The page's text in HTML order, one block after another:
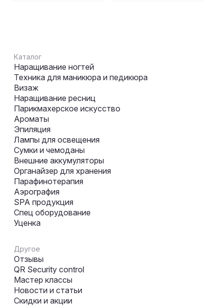
Каталог
Наращивание ногтей
Техника для маникюра и педикюра
Визаж
Наращивание ресниц
Парикмахерское искусство
Ароматы
Эпиляция
Лампы для освещения
Сумки и чемоданы
Внешние аккумуляторы
Органайзер для хранения
Парафинотерапия
Аэрография
SPA продукция
Спец оборудование
Уценка
Другое
Отзывы
QR Security control
Мастер классы
Новости и статьи
Скидки и акции